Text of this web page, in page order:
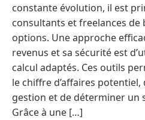
constante évolution, il est
consultants et freelances
options. Une approche
revenus et sa sécurité est
calcul adaptés. Ces outils
le chiffre d’affaires potentiel,
gestion et de déterminer un
Grâce à une […]